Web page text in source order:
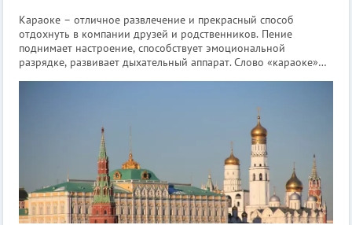
Караоке – отличное развлечение и прекрасный способ
отдохнуть в компании друзей и родственников. Пение
поднимает настроение, способствует эмоциональной
разрядке, развивает дыхательный аппарат. Слово «караоке»